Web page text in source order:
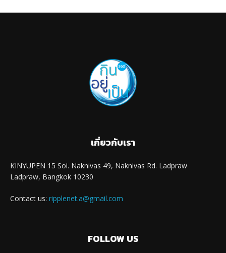
เกี่ยวกับเรา
KINYUPEN 15 Soi. Naknivas 49, Naknivas Rd. Ladpraw
Ladpraw, Bangkok 10230
Contact us: ripplenet.a@gmail.com
FOLLOW US